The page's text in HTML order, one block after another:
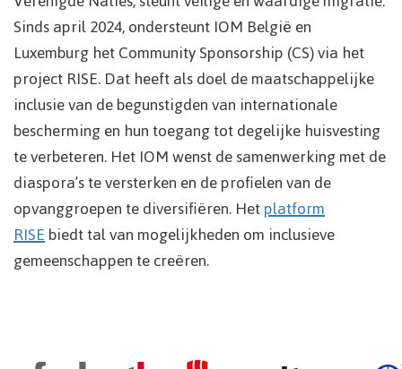
Sinds april 2024, ondersteunt IOM België en
Luxemburg het Community Sponsorship (CS) via het
project RISE. Dat heeft als doel de maatschappelijke
inclusie van de begunstigden van internationale
bescherming en hun toegang tot degelijke huisvesting
te verbeteren. Het IOM wenst de samenwerking met de
diaspora’s te versterken en de profielen van de
opvanggroepen te diversifiëren. Hetplatform
RISEbiedt tal van mogelijkheden om inclusieve
gemeenschappen te creëren.